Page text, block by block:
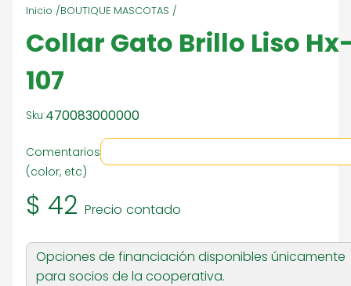
Inicio /BOUTIQUE MASCOTAS /
Collar Gato Brillo Liso
107
Sku:470083000000
Comentarios
(color, etc)
$ 42 Precio contado
Opciones de financiación disponibles únicamente
para socios de la cooperativa.